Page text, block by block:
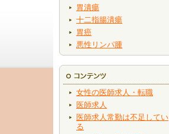
胃潰瘍
十二指腸潰瘍
胃癌
悪性リンパ腫
女性の医師求人・転職
医師求人
医師求人常勤は不足してい
る